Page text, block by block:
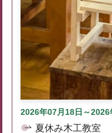
2026年07月18日～2026
夏休み木工教室